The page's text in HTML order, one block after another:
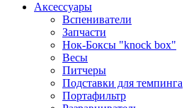
Аксессуары
Вспениватели
Запчасти
Нок-Боксы "knock box"
Весы
Питчеры
Подставки для темпинга
Портафильтр